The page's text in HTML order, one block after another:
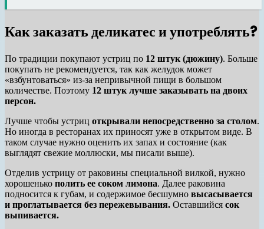
Как заказать деликатес и употреблять?
По традиции покупают устриц по 12 штук (дюжину). Больше
покупать не рекомендуется, так как желудок может
«взбунтоваться» из-за непривычной пищи в большом
количестве. Поэтому 12 штук лучше заказывать на двоих
персон.
Лучше чтобы устриц открывали непосредственно за столом.
Но иногда в ресторанах их приносят уже в открытом виде. В
таком случае нужно оценить их запах и состояние (как
выглядят свежие моллюски, мы писали выше).
Отделив устрицу от раковины специальной вилкой, нужно
хорошенько полить ее соком лимона. Далее раковина
подносится к губам, и содержимое бесшумно высасывается
и проглатывается без пережевывания. Оставшийся сок
выпивается.